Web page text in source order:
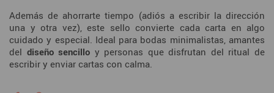
Además de ahorrarte tiempo (adiós a escribir la dirección
una y otra vez), este sello convierte cada carta en algo
cuidado y especial. Ideal para bodas minimalistas, amantes
del diseño sencillo y personas que disfrutan del ritual de
escribir y enviar cartas con calma.